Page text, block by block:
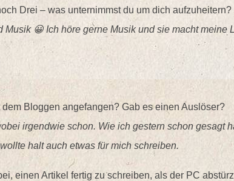
Drei – was unternimmst du um dich aufzuheitern?
Musik 😀 Ich höre gerne Musik und sie macht meine
dem Bloggen angefangen? Gab es einen Auslöser?
irgendwie schon. Wie ich gestern schon gesagt
halt auch etwas für mich schreiben.
einen Artikel fertig zu schreiben, als der PC